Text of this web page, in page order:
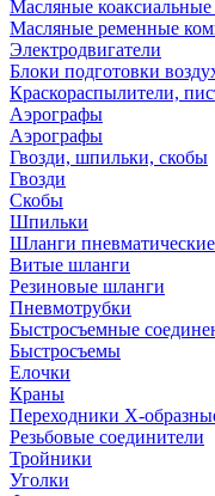
Масляные
Масляные ременные
Электродвигатели
Блоки подготовки
Краскораспылители,
Аэрографы
Аэрографы
Гвозди, шпильки, скобы
Гвозди
Скобы
Шпильки
Шланги пневматические
Витые шланги
Резиновые шланги
Пневмотрубки
Быстросъемные
Быстросъемы
Елочки
Краны
Переходники Х-
Резьбовые соединители
Тройники
Уголки